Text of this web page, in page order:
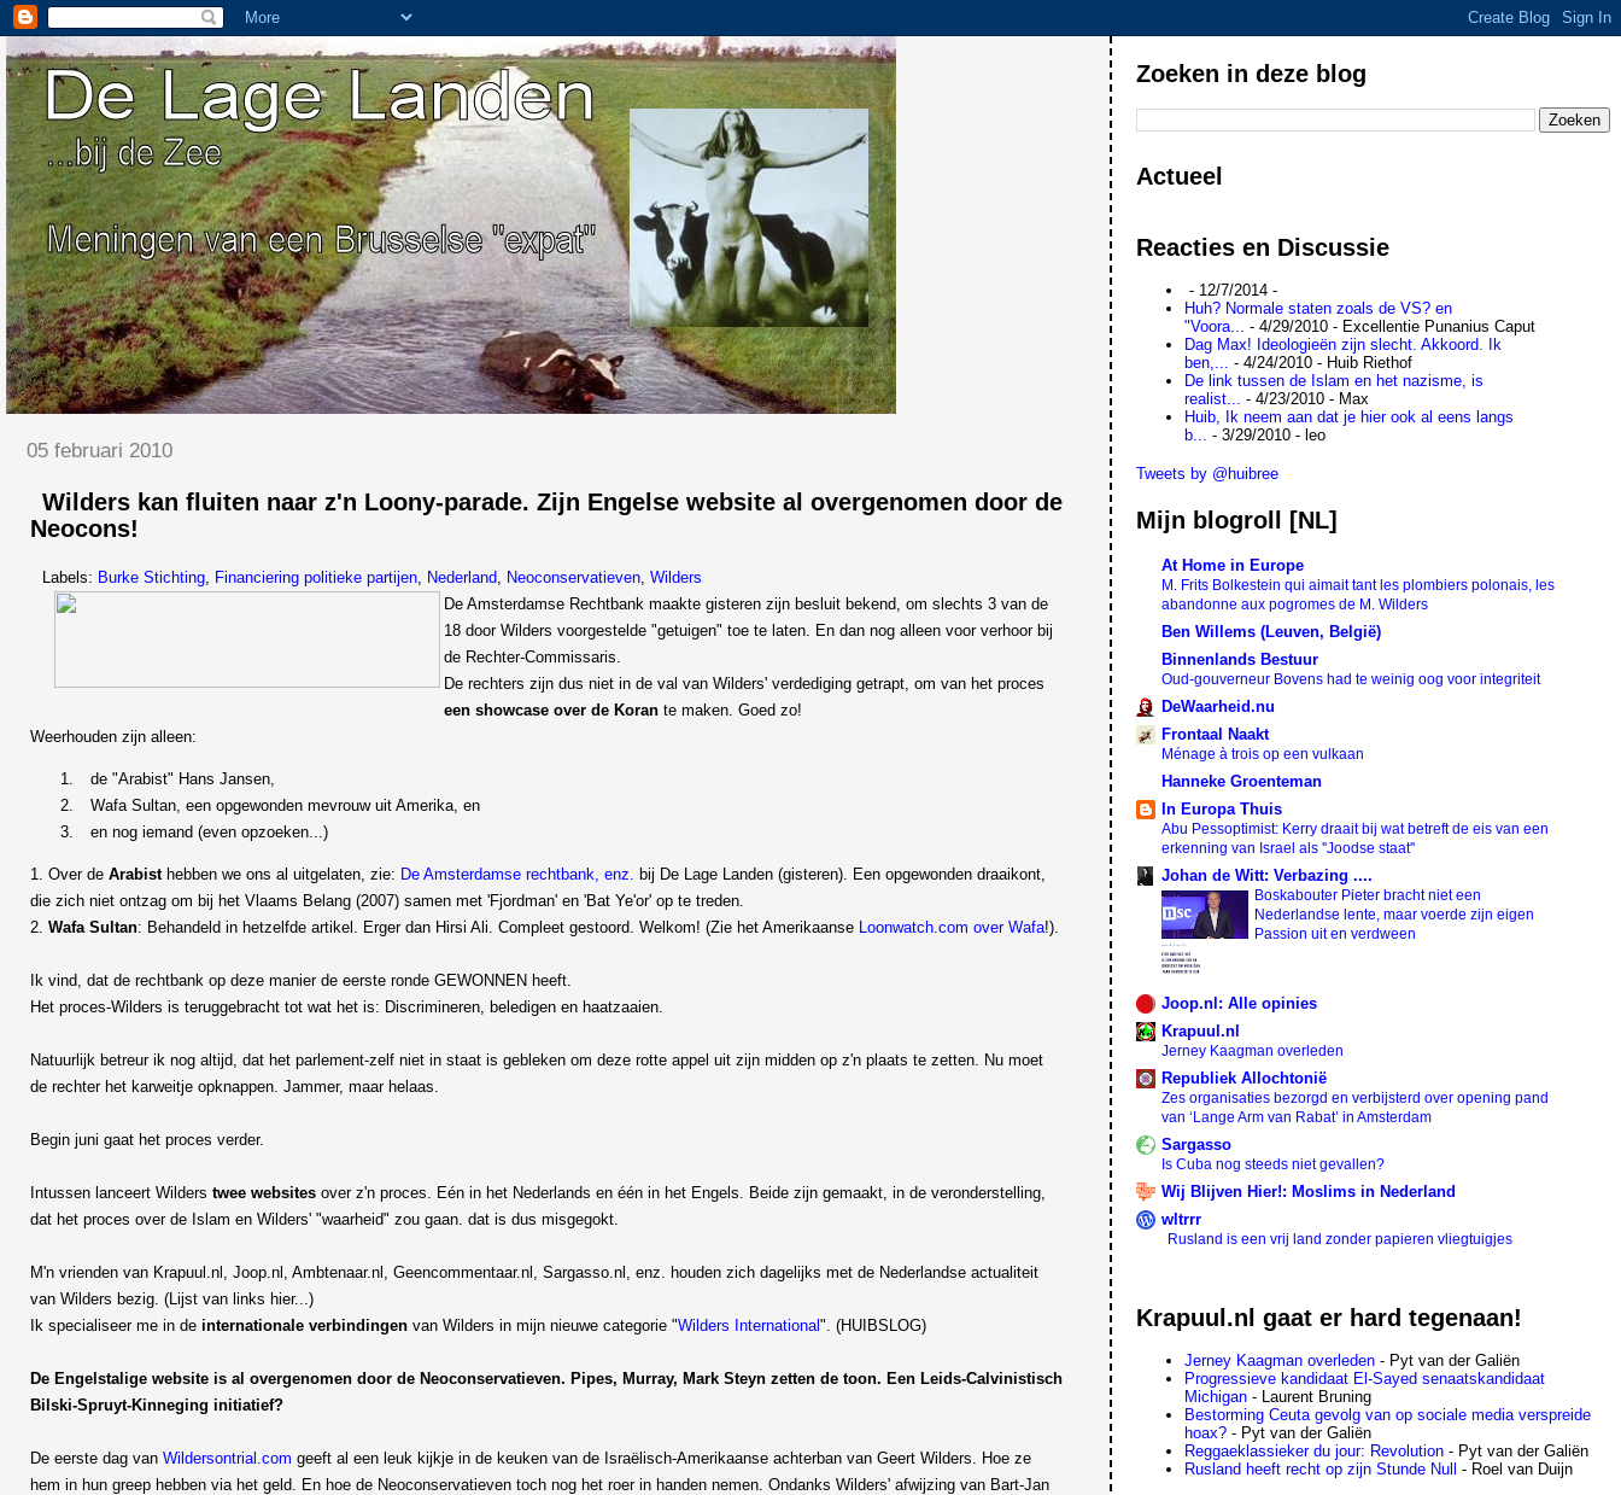
05 februari 2010
Wilders kan fluiten naar z'n Loony-parade. Zijn Engelse website al overgenomen door de
Neocons!
Labels: Burke Stichting, Financiering politieke partijen, Nederland, Neoconservatieven, Wilders
De Amsterdamse Rechtbank maakte gisteren zijn besluit bekend, om slechts 3 van de
18 door Wilders voorgestelde "getuigen" toe te laten. En dan nog alleen voor verhoor bij
de Rechter-Commissaris.
De rechters zijn dus niet in de val van Wilders' verdediging getrapt, om van het proces
een showcase over de Koran te maken. Goed zo!
Weerhouden zijn alleen:
de "Arabist" Hans Jansen,
Wafa Sultan, een opgewonden mevrouw uit Amerika, en
en nog iemand (even opzoeken...)
1. Over de Arabisthebben we ons al uitgelaten, zie: De Amsterdamse rechtbank, enz. bij De Lage Landen (gisteren). Een opgewonden draaikont,
die zich niet ontzag om bij het Vlaams Belang (2007) samen met 'Fjordman' en 'Bat Ye'or' op te treden.
2. Wafa Sultan: Behandeld in hetzelfde artikel. Erger dan Hirsi Ali. Compleet gestoord. Welkom! (Zie het Amerikaanse Loonwatch.com over Wafa!).
Ik vind, dat de rechtbank op deze manier de eerste ronde GEWONNEN heeft.
Het proces-Wilders is teruggebracht tot wat het is: Discrimineren, beledigen en haatzaaien.
Natuurlijk betreur ik nog altijd, dat het parlement-zelf niet in staat is gebleken om deze rotte appel uit zijn midden op z'n plaats te zetten. Nu moet
de rechter het karweitje opknappen. Jammer, maar helaas.
Begin juni gaat het proces verder.
Intussen lanceert Wilders twee websites over z'n proces. Eén in het Nederlands en één in het Engels. Beide zijn gemaakt, in de veronderstelling,
dat het proces over de Islam en Wilders' "waarheid" zou gaan. dat is dus misgegokt.
M'n vrienden van Krapuul.nl, Joop.nl, Ambtenaar.nl, Geencommentaar.nl, Sargasso.nl, enz. houden zich dagelijks met de Nederlandse actualiteit
van Wilders bezig. (Lijst van links hier...)
Ik specialiseer me in de internationale verbindingen van Wilders in mijn nieuwe categorie "Wilders International". (HUIBSLOG)
De Engelstalige website is al overgenomen door de Neoconservatieven. Pipes, Murray, Mark Steyn zetten de toon. Een Leids-Calvinistisch
Bilski-Spruyt-Kinneging initiatief?
De eerste dag van Wildersontrial.com geeft al een leuk kijkje in de keuken van de Israëlisch-Amerikaanse achterban van Geert Wilders. Hoe ze
hem in hun greep hebben via het geld. En hoe de Neoconservatieven toch nog het roer in handen nemen. Ondanks Wilders' afwijzing van Bart-Jan
Zoeken in deze blog
Actueel
Reacties en Discussie
- 12/7/2014 -
Huh? Normale staten zoals de VS? en
"Voora... - 4/29/2010 - Excellentie Punanius Caput
Dag Max! Ideologieën zijn slecht. Akkoord. Ik
ben,... - 4/24/2010 - Huib Riethof
De link tussen de Islam en het nazisme, is
realist... - 4/23/2010 - Max
Huib, Ik neem aan dat je hier ook al eens langs
b... - 3/29/2010 - leo
Tweets by @huibree
Mijn blogroll [NL]
At Home in Europe
M. Frits Bolkestein qui aimait tant les plombiers polonais, les
abandonne aux pogromes de M. Wilders
Ben Willems (Leuven, België)
Binnenlands Bestuur
Oud-gouverneur Bovens had te weinig oog voor integriteit
DeWaarheid.nu
Frontaal Naakt
Ménage à trois op een vulkaan
Hanneke Groenteman
In Europa Thuis
Abu Pessoptimist: Kerry draait bij wat betreft de eis van een
erkenning van Israel als ''Joodse staat''
Johan de Witt: Verbazing ....
Boskabouter Pieter bracht niet een
Nederlandse lente, maar voerde zijn eigen
Passion uit en verdween
Joop.nl: Alle opinies
Krapuul.nl
Jerney Kaagman overleden
Republiek Allochtonië
Zes organisaties bezorgd en verbijsterd over opening pand
van ‘Lange Arm van Rabat’ in Amsterdam
Sargasso
Is Cuba nog steeds niet gevallen?
Wij Blijven Hier!: Moslims in Nederland
wltrrr
Rusland is een vrij land zonder papieren vliegtuigjes
Krapuul.nl gaat er hard tegenaan!
Jerney Kaagman overleden - Pyt van der Galiën
Progressieve kandidaat El-Sayed senaatskandidaat
Michigan - Laurent Bruning
Bestorming Ceuta gevolg van op sociale media verspreide
hoax? - Pyt van der Galiën
Reggaeklassieker du jour: Revolution - Pyt van der Galiën
Rusland heeft recht op zijn Stunde Null - Roel van Duijn